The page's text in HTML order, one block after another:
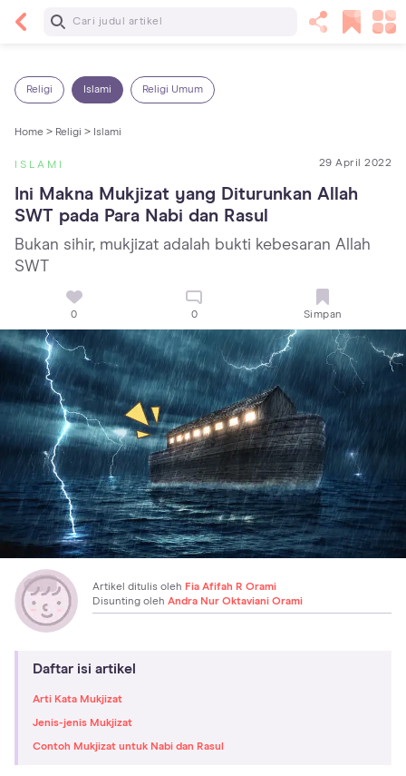
Baca Selanjutnya
Religi Islami Religi Umum
Home > Religi > Islami
ISLAMI 29 April 2022
Ini Makna Mukjizat yang Diturunkan Allah
SWT pada Para Nabi dan Rasul
Bukan sihir, mukjizat adalah bukti kebesaran Allah
SWT
0 0 Simpan
Artikel ditulis oleh Fia Afifah R Orami
Disunting oleh Andra Nur Oktaviani Orami
Daftar isi artikel
Arti Kata Mukjizat
Jenis-jenis Mukjizat
Contoh Mukjizat untuk Nabi dan Rasul